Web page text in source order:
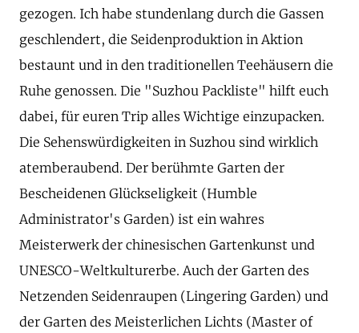
gezogen. Ich habe stundenlang durch die Gassen
geschlendert, die Seidenproduktion in Aktion
bestaunt und in den traditionellen Teehäusern die
Ruhe genossen. Die "Suzhou Packliste" hilft euch
dabei, für euren Trip alles Wichtige einzupacken.
Die Sehenswürdigkeiten in Suzhou sind wirklich
atemberaubend. Der berühmte Garten der
Bescheidenen Glückseligkeit (Humble
Administrator's Garden) ist ein wahres
Meisterwerk der chinesischen Gartenkunst und
UNESCO-Weltkulturerbe. Auch der Garten des
Netzenden Seidenraupen (Lingering Garden) und
der Garten des Meisterlichen Lichts (Master of